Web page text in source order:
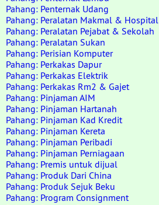
Pahang: Penternak Udang
Pahang: Peralatan Makmal & Hospital
Pahang: Peralatan Pejabat & Sekolah
Pahang: Peralatan Sukan
Pahang: Perisian Komputer
Pahang: Perkakas Dapur
Pahang: Perkakas Elektrik
Pahang: Perkakas Rm2 & Gajet
Pahang: Pinjaman AIM
Pahang: Pinjaman Hartanah
Pahang: Pinjaman Kad Kredit
Pahang: Pinjaman Kereta
Pahang: Pinjaman Peribadi
Pahang: Pinjaman Perniagaan
Pahang: Premis untuk dijual
Pahang: Produk Dari China
Pahang: Produk Sejuk Beku
Pahang: Program Consignment